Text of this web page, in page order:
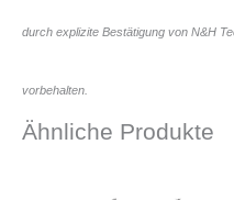
durch explizite Bestätigung von N&H
vorbehalten.
Ähnliche Produkte